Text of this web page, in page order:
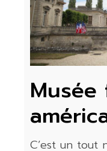
Musée
C’est un tout